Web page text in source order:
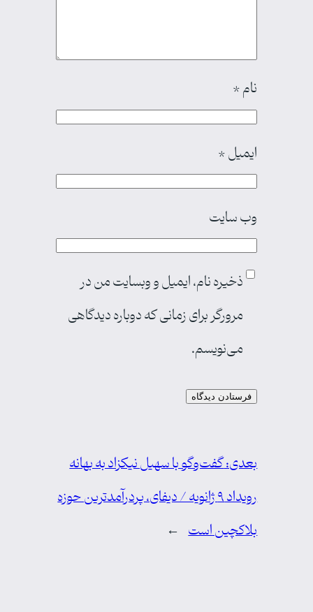
نام*
ایمیل*
وب‌ سایت
ذخیره نام، ایمیل و وبسایت من در
مرورگر برای زمانی که دوباره دیدگاهی
می‌نویسم.
بعدی:گفت‌وگو با سهیل نیکزاد به بهانه
رویداد ۹ ژانویه / دیفای، پردرآمدترین حوزه
بلاکچین است →